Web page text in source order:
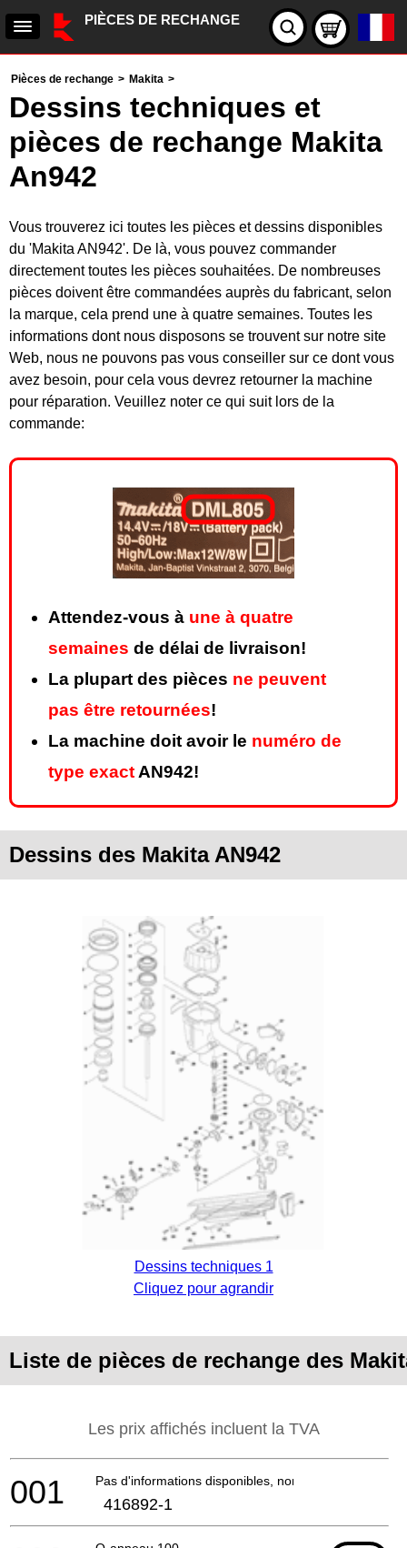
PIÈCES DE RECHANGE
Pièces de rechange > Makita >
Dessins techniques et
pièces de rechange Makita
An942
Vous trouverez ici toutes les pièces et dessins disponibles
du 'Makita AN942'. De là, vous pouvez commander
directement toutes les pièces souhaitées. De nombreuses
pièces doivent être commandées auprès du fabricant, selon
la marque, cela prend une à quatre semaines. Toutes les
informations dont nous disposons se trouvent sur notre site
Web, nous ne pouvons pas vous conseiller sur ce dont vous
avez besoin, pour cela vous devrez retourner la machine
pour réparation. Veuillez noter ce qui suit lors de la
commande:
Attendez-vous à une à quatre
semaines de délai de livraison!
La plupart des pièces ne peuvent
pas être retournées!
La machine doit avoir le numéro de
type exact AN942!
Dessins des Makita AN942
Dessins techniques 1
Cliquez pour agrandir
Liste de pièces de rechange des
Les prix affichés incluent la TVA
Pas d'informations disponibles, non commandable
001 416892-1